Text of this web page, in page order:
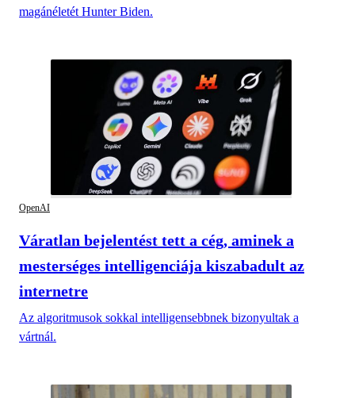
magánéletét Hunter Biden.
OpenAI
Váratlan bejelentést tett a cég, aminek a
mesterséges intelligenciája kiszabadult az
internetre
Az algoritmusok sokkal intelligensebbnek bizonyultak a
vártnál.